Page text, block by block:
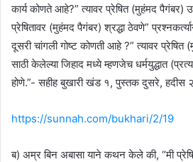
कार्य कोणते आहे?” त्यावर प्रेषित (मुहंमद पैगंबर)
प्रेषितावर (मुहंमद पैगंबर) श्रद्धा ठेवणे”
दूसरी चांगली गोष्ट कोणती आहे ?” त्यावर
साठी केलेल्या जिहाद मध्ये म्हणजेच धर्मयुद्धात
होणे.”- सहीह बुखारी खंड १, पुस्तक दुसरे, हदीस
https://sunnah.com/bukhari/2/19
ब) अम्र बिन अबासा याने कथन केले की, “मी